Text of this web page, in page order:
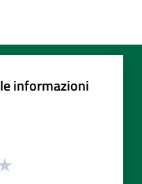
informazioni